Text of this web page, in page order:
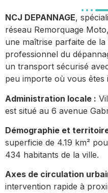
NCJ DEPANNAGE,
réseau Remorquage
une maîtrise parfaite de
professionnel du
un transport sécurisé
peu importe où vous êtes
Administration locale :
est situé au 6 avenue
Démographie et
superficie de 4.19 km²
434 habitants de la ville.
Axes de circulation
intervention rapide à